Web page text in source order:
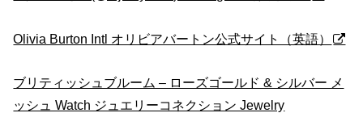
Olivia Burton Intl オリビアバートン公式サイト（英語）
ブリティッシュブルーム – ローズゴールド & シルバー メ
ッシュ Watch ジュエリーコネクション Jewelry